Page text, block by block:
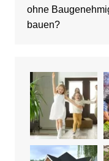
ohne
bauen?